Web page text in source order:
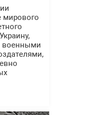
мирового
военными